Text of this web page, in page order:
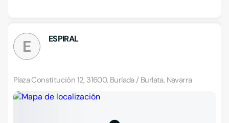
E ESPIRAL
Plaza Constitución 12, 31600, Burlada / Burlata, Navarra